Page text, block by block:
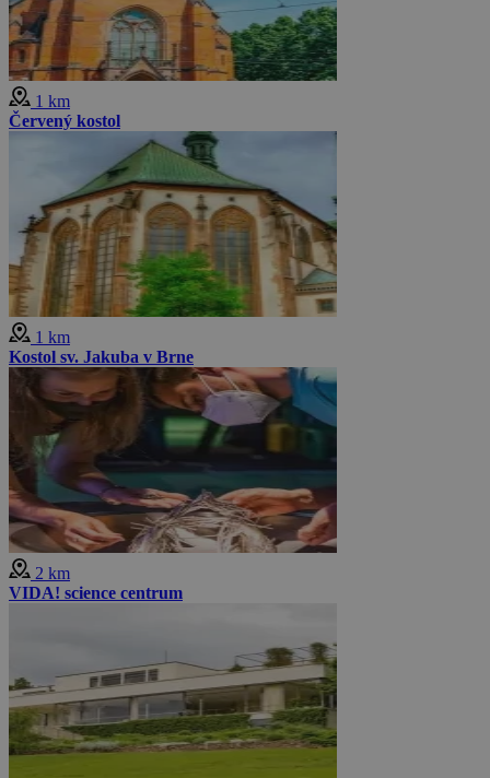
1 km
Červený kostol
1 km
Kostol sv. Jakuba v Brne
2 km
VIDA! science centrum